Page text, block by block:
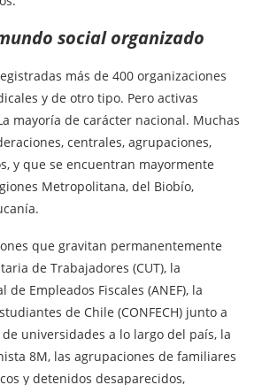
social organizado
más de 400 organizaciones
y de otro tipo. Pero activas
mayoría de carácter nacional. Muchas
centrales, agrupaciones,
y que se encuentran mayormente
Metropolitana, del Biobío,
que gravitan permanentemente
de Trabajadores (CUT), la
Empleados Fiscales (ANEF), la
de Chile (CONFECH) junto a
universidades a lo largo del país, la
8M, las agrupaciones de familiares
y detenidos desaparecidos,